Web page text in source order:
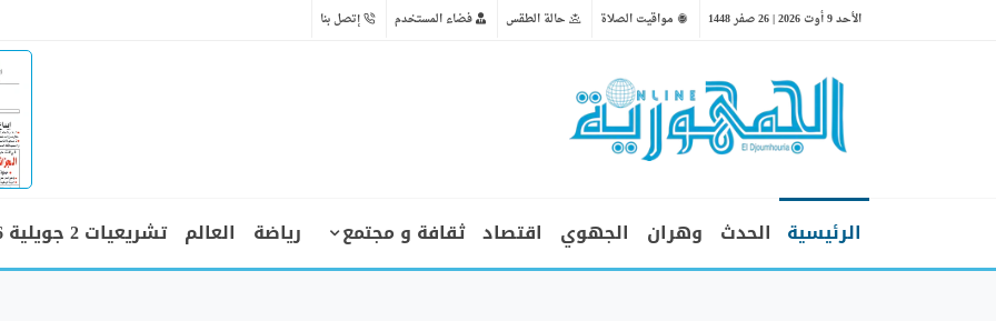
الأحد 9 أوت 2026 | 26 صفر 1448 مواقيت الصلاة حالة الطقس فضاء المستخدم إتصل بنا
الرئيسية الحدث وهران الجهوي اقتصاد ثقافة و مجتمع رياضة العالم تشريعيات 2 جويلية 2026